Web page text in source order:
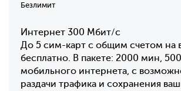
Безлимит
Интернет 300 Мбит/с
До 5 сим-карт с общим счетом на
бесплатно. В пакете: 2000 мин,
мобильного интернета, с
раздачи трафика и сохранения